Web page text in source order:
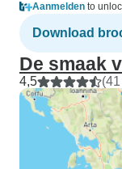
Aanmelden to
Download
De smaak
4,5